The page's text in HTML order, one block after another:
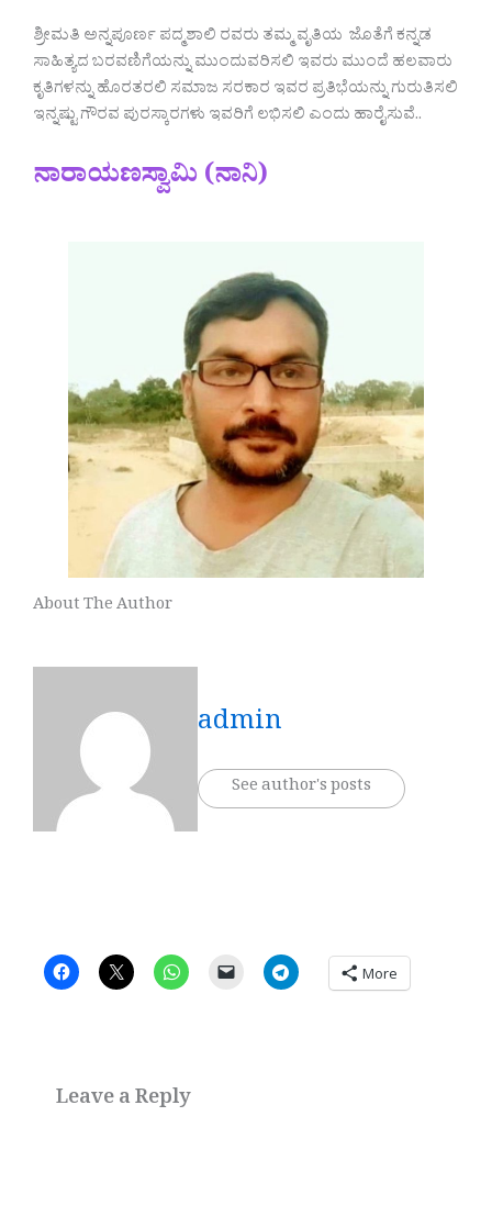
ಶ್ರೀಮತಿ ಅನ್ನಪೂರ್ಣ ಪದ್ಮಶಾಲಿ ರವರು ತಮ್ಮ ವೃತಿಯ ಜೊತೆಗೆ ಕನ್ನಡ
ಸಾಹಿತ್ಯದ ಬರವಣಿಗೆಯನ್ನು ಮುಂದುವರಿಸಲಿ ಇವರು ಮುಂದೆ ಹಲವಾರು
ಕೃತಿಗಳನ್ನು ಹೊರತರಲಿ ಸಮಾಜ ಸರಕಾರ ಇವರ ಪ್ರತಿಭೆಯನ್ನು ಗುರುತಿಸಲಿ
ಇನ್ನಷ್ಟು ಗೌರವ ಪುರಸ್ಕಾರಗಳು ಇವರಿಗೆ ಲಭಿಸಲಿ ಎಂದು ಹಾರೈಸುವೆ..
ನಾರಾಯಣಸ್ವಾಮಿ (ನಾನಿ)
About The Author
admin
See author's posts
More
Leave a Reply